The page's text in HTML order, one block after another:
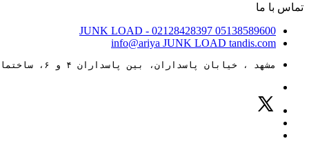
تماس با ما
05138589600
JUNK LOAD - 02128428397
info@ariya JUNK LOAD tandis.com
مشهد ، خیابان پاسداران، بین پاسداران ۴ و ۶، ساختمان ۸۸